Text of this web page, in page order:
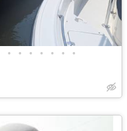
• • • • • • •